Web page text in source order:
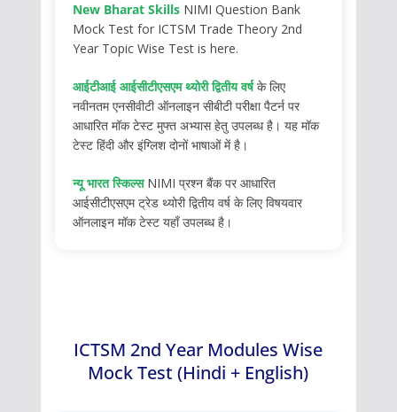
New Bharat SkillsNIMI Question Bank
Mock Test for ICTSM Trade Theory 2nd
Year Topic Wise Test is here.
आईटीआई आईसीटीएसएम थ्योरी द्वितीय वर्षके लिए
नवीनतम एनसीवीटी ऑनलाइन सीबीटी परीक्षा पैटर्न पर
आधारित मॉक टेस्ट मुफ्त अभ्यास हेतु उपलब्ध है। यह मॉक
टेस्ट हिंदी और इंग्लिश दोनों भाषाओं में है।
न्यू भारत स्किल्सNIMI प्रश्न बैंक पर आधारित
आईसीटीएसएम ट्रेड थ्योरी द्वितीय वर्ष के लिए विषयवार
ऑनलाइन मॉक टेस्ट यहाँ उपलब्ध है।
ICTSM 2nd Year Modules Wise
Mock Test (Hindi + English)